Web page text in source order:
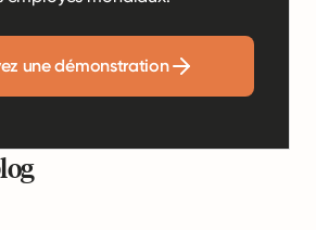
une démonstration